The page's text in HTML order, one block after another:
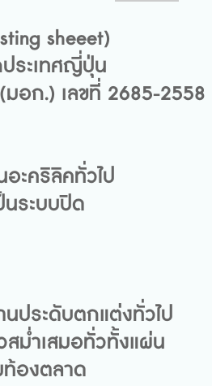
sheeet)
ประเทศญี่ปุ่น
ก.) เลขที่ 2685-2558
ะคริลิคทั่วไป
นระบบปิด
ประดับตกแต่งทั่วไป
สม่ำเสมอทั่วทั้งแผ่น
องตลาด